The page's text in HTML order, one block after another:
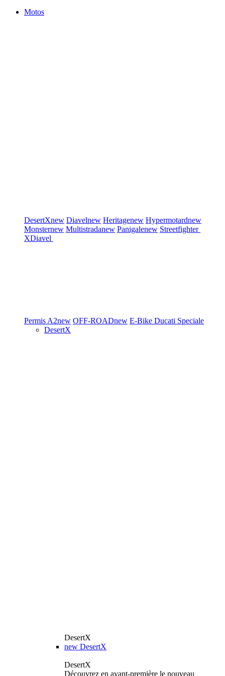
Motos
DesertXnew Diavelnew Heritagenew Hypermotardnew
Monsternew Multistradanew Panigalenew Streetfighter
XDiavel
Permis A2new OFF-ROADnew E-Bike Ducati Speciale
DesertX
DesertX
new DesertX
DesertX
Découvrez en avant-première le nouveau